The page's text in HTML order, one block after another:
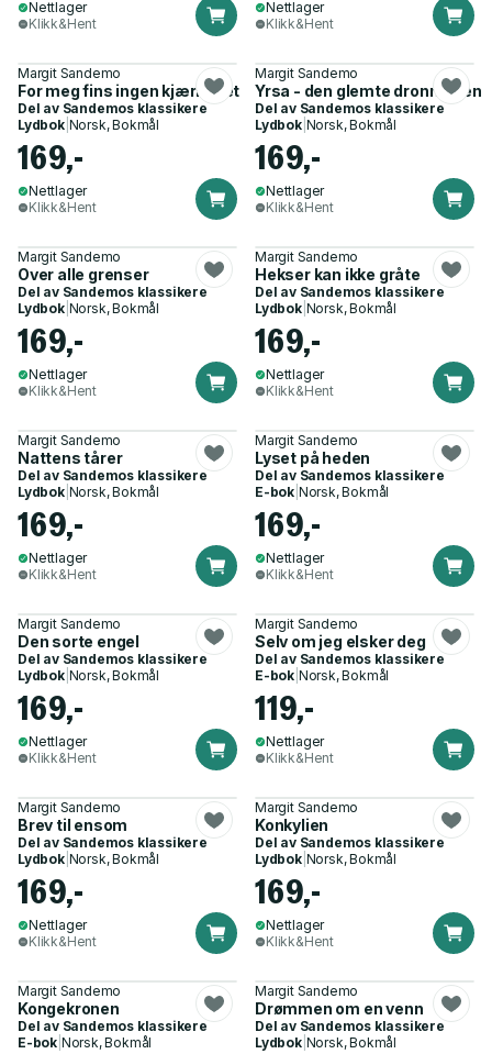
Nettlager
Klikk&Hent
Nettlager
Klikk&Hent
Margit Sandemo
For meg fins ingen kjærlighet
Del av Sandemos klassikere
Lydbok| Norsk, Bokmål
169,-
Nettlager
Klikk&Hent
Margit Sandemo
Yrsa - den glemte dronningen
Del av Sandemos klassikere
Lydbok| Norsk, Bokmål
169,-
Nettlager
Klikk&Hent
Margit Sandemo
Over alle grenser
Del av Sandemos klassikere
Lydbok| Norsk, Bokmål
169,-
Nettlager
Klikk&Hent
Margit Sandemo
Hekser kan ikke gråte
Del av Sandemos klassikere
Lydbok| Norsk, Bokmål
169,-
Nettlager
Klikk&Hent
Margit Sandemo
Nattens tårer
Del av Sandemos klassikere
Lydbok| Norsk, Bokmål
169,-
Nettlager
Klikk&Hent
Margit Sandemo
Lyset på heden
Del av Sandemos klassikere
E-bok Norsk, Bokmål
169,-
Nettlager
Klikk&Hent
Margit Sandemo
Den sorte engel
Del av Sandemos klassikere
Lydbok| Norsk, Bokmål
169,-
Nettlager
Klikk&Hent
Margit Sandemo
Selv om jeg elsker deg
Del av Sandemos klassikere
E-bok Norsk, Bokmål
119,-
Nettlager
Klikk&Hent
Margit Sandemo
Brev til ensom
Del av Sandemos klassikere
Lydbok| Norsk, Bokmål
169,-
Nettlager
Klikk&Hent
Margit Sandemo
Konkylien
Del av Sandemos klassikere
Lydbok| Norsk, Bokmål
169,-
Nettlager
Klikk&Hent
Margit Sandemo
Kongekronen
Del av Sandemos klassikere
E-bok Norsk, Bokmål
Margit Sandemo
Drømmen om en venn
Del av Sandemos klassikere
Lydbok| Norsk, Bokmål